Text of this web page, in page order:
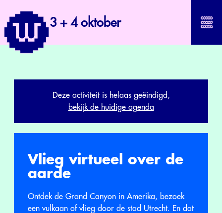
3 + 4 oktober
Deze activiteit is helaas geëindigd,
bekijk de huidige agenda
Vlieg virtueel over de
aarde
Ontdek de Grand Canyon in Amerika, bezoek
een vulkaan of vlieg door de stad Utrecht. En dat